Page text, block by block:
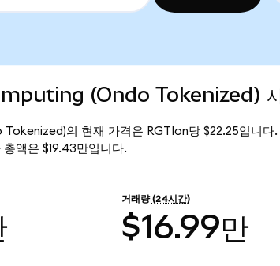
(Ondo Tokenized) 시
의 현재 가격은 RGTIon당 $22.25입니
액은 $19.43만입니다.
거래량 (24시간)
$16.99만